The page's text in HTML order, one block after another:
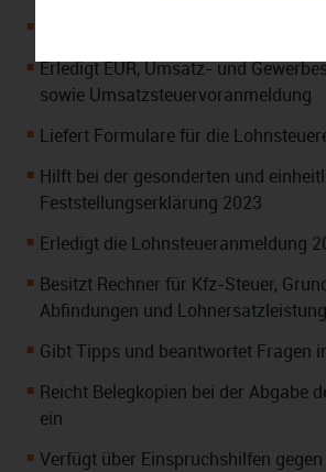
Erledigt EÜR, Umsatz- und
sowie Umsatzsteuervoranmeldung
Liefert Formulare für die
Hilft bei der gesonderten und
Feststellungserklärung 2023
Erledigt die Lohnsteueranmeldung
Besitzt Rechner für Kfz-Steuer,
Abfindungen und
Gibt Tipps und beantwortet Fragen
Reicht Belegkopien bei der Abgabe
ein
Verfügt über Einspruchshilfen gegen